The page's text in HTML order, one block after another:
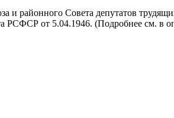
и районного Совета депутатов
РСФСР от 5.04.1946. (Подробнее см. в